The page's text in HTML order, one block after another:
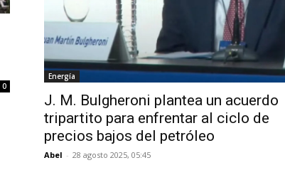
0
Energía
J. M. Bulgheroni plantea un acuerdo
tripartito para enfrentar al ciclo de
precios bajos del petróleo
Abel - 28 agosto 2025, 05:45